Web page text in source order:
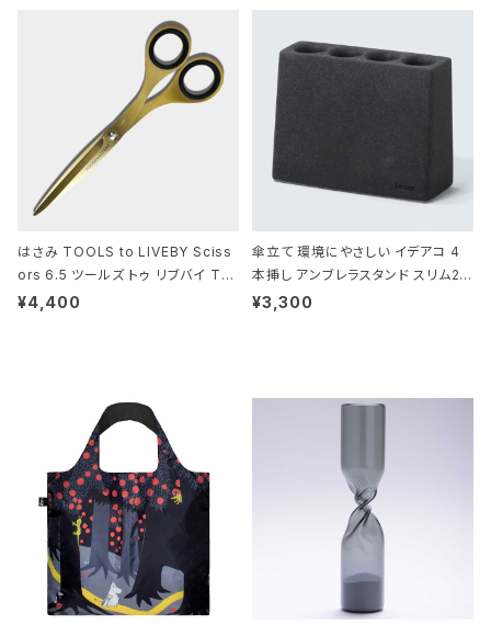
はさみ TOOLS to LIVEBY Sciss
ors 6.5 ツールズ トゥ リブバイ TL
010 シザーズ 6.5 ゴールド
¥4,400
傘立て 環境にやさしい イデアコ 4
本挿し アンブレラスタンド スリム2 i
deaco Umbrella Stand slim2 s
¥3,300